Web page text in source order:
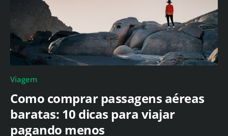
Viagem
Como comprar passagens aéreas
baratas: 10 dicas para viajar
pagando menos